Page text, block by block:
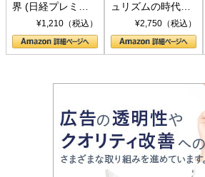
界 (日経プレミア
シリーズ)¥1,210（税込）
ュリズムの時代：
〈ヤヌス〉の二つ
の顔
¥2,750（税込）